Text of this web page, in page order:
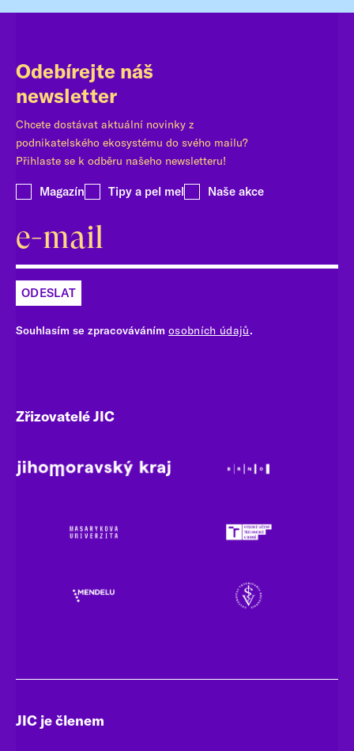
Odebírejte náš
newsletter
Chcete dostávat aktuální novinky z
podnikatelského ekosystému do svého mailu?
Přihlaste se k odběru našeho newsletteru!
Magazín Tipy a pel mel Naše akce
ODESLAT
Souhlasím se zpracováváním osobních údajů.
Zřizovatelé JIC
JIC je členem